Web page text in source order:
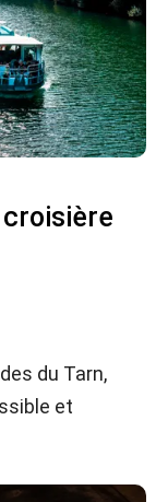
croisière
du Tarn,
et